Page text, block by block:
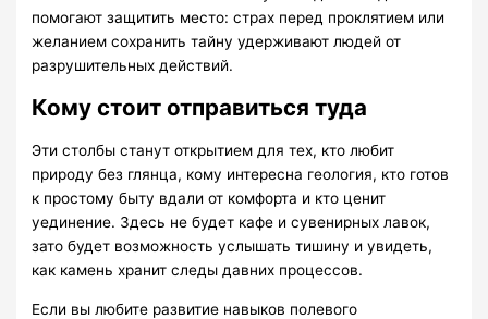
помогают защитить место: страх перед проклятием или
желанием сохранить тайну удерживают людей от
разрушительных действий.
Кому стоит отправиться туда
Эти столбы станут открытием для тех, кто любит
природу без глянца, кому интересна геология, кто готов
к простому быту вдали от комфорта и кто ценит
уединение. Здесь не будет кафе и сувенирных лавок,
зато будет возможность услышать тишину и увидеть,
как камень хранит следы давних процессов.
Если вы любите развитие навыков полевого